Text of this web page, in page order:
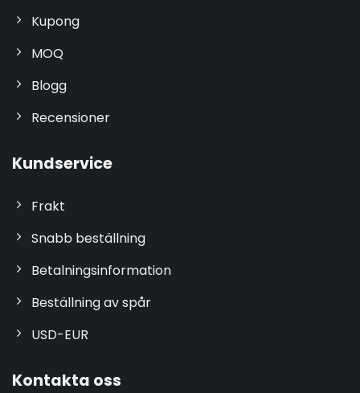
Kupong
MOQ
Blogg
Recensioner
Kundservice
Frakt
Snabb beställning
Betalningsinformation
Beställning av spår
USD-EUR
Kontakta oss